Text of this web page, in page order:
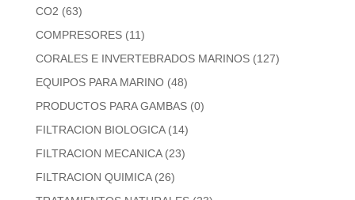
CO2 (63)
COMPRESORES (11)
CORALES E INVERTEBRADOS MARINOS (127)
EQUIPOS PARA MARINO (48)
PRODUCTOS PARA GAMBAS (0)
FILTRACION BIOLOGICA (14)
FILTRACION MECANICA (23)
FILTRACION QUIMICA (26)